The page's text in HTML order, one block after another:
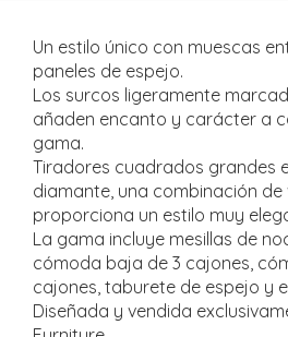
Un estilo único con muescas
paneles de espejo.
Los surcos ligeramente
añaden encanto y carácter a
gama.
Tiradores cuadrados grandes
diamante, una combinación
proporciona un estilo muy
La gama incluye mesillas de
cómoda baja de 3 cajones,
cajones, taburete de espejo y
Diseñada y vendida